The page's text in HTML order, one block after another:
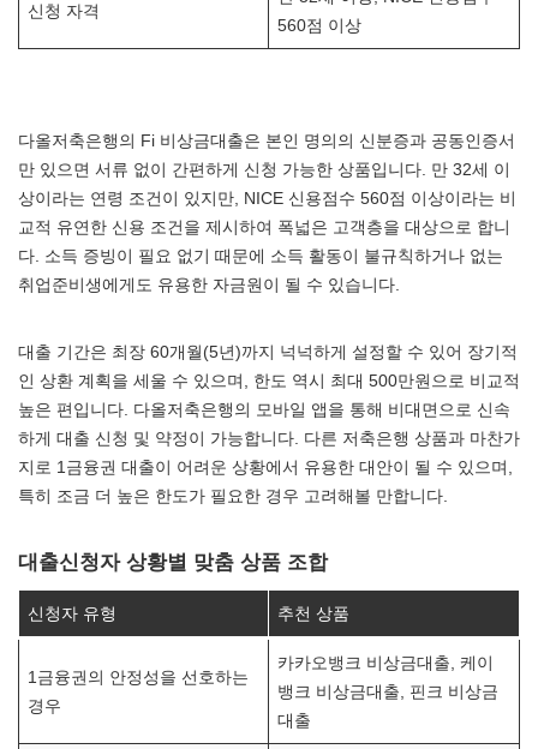
신청 자격
560점 이상
다올저축은행의 Fi 비상금대출은 본인 명의의 신분증과 공동인증서
만 있으면 서류 없이 간편하게 신청 가능한 상품입니다. 만 32세 이
상이라는 연령 조건이 있지만, NICE 신용점수 560점 이상이라는 비
교적 유연한 신용 조건을 제시하여 폭넓은 고객층을 대상으로 합니
다. 소득 증빙이 필요 없기 때문에 소득 활동이 불규칙하거나 없는
취업준비생에게도 유용한 자금원이 될 수 있습니다.
대출 기간은 최장 60개월(5년)까지 넉넉하게 설정할 수 있어 장기적
인 상환 계획을 세울 수 있으며, 한도 역시 최대 500만원으로 비교적
높은 편입니다. 다올저축은행의 모바일 앱을 통해 비대면으로 신속
하게 대출 신청 및 약정이 가능합니다. 다른 저축은행 상품과 마찬가
지로 1금융권 대출이 어려운 상황에서 유용한 대안이 될 수 있으며,
특히 조금 더 높은 한도가 필요한 경우 고려해볼 만합니다.
대출신청자 상황별 맞춤 상품 조합
신청자 유형 추천 상품
1금융권의 안정성을 선호하는
경우
카카오뱅크 비상금대출, 케이
뱅크 비상금대출, 핀크 비상금
대출